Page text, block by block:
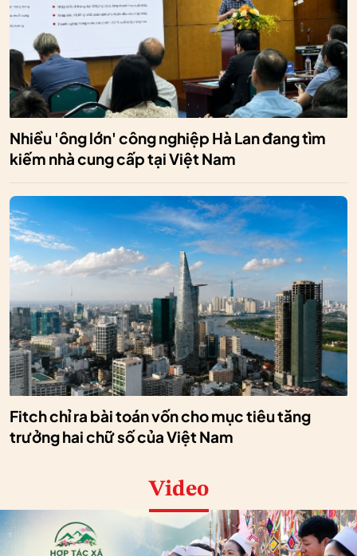
Nhiều 'ông lớn' công nghiệp Hà Lan đang tìm
kiếm nhà cung cấp tại Việt Nam
Fitch chỉ ra bài toán vốn cho mục tiêu tăng
trưởng hai chữ số của Việt Nam
Video